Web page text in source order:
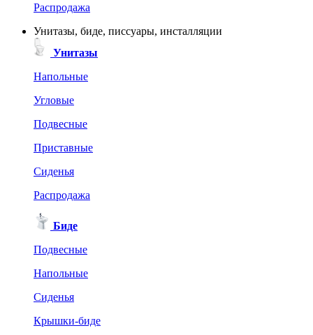
Распродажа
Унитазы, биде, писсуары, инсталляции
Унитазы
Напольные
Угловые
Подвесные
Приставные
Сиденья
Распродажа
Биде
Подвесные
Напольные
Сиденья
Крышки-биде